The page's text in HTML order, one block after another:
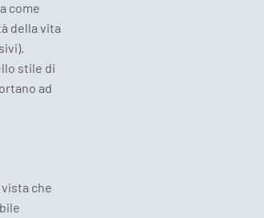
come
della vita
stile di
ad
che